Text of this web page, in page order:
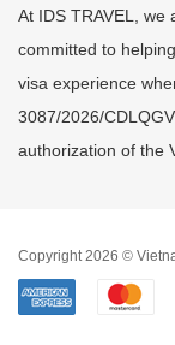
At IDS TRAVEL,
committed to
visa experience
3087/2026/
authorization of the
Copyright 2026 ©